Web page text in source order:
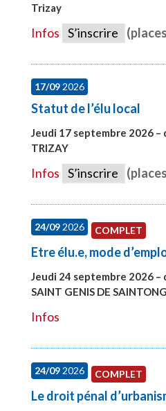
Trizay
Infos S’inscrire
17/092026
Statut de l’élu local
Jeudi 17 septembre 2026 –
TRIZAY
Infos S’inscrire
24/092026 COMPLET
Etre élu.e, mode
Jeudi 24 septembre 2026 –
SAINT GENIS DE
Infos
24/092026 COMPLET
Le droit pénal